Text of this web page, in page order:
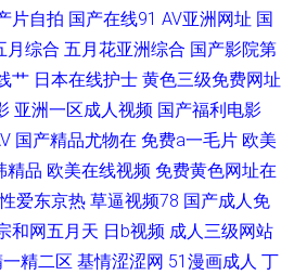
射 欧美日韩国产成人 午夜熟女福利 97超碰
合 四虎福利导航 91后入极品jK 韩国操逼视
利 欧美性福利一区 91传媒专区 国产自排视
国产亚洲一黄 日韩大片免费试看 91国自在
片自拍 国产在线91 AV亚洲网址 国
月综合 五月花亚洲综合 国产影院第
艹 日本在线护士 黄色三级免费网址
亚洲一区成人视频 国产福利电影
国产精品尤物在 免费a一毛片 欧美
精品 欧美在线视频 免费黄色网址在
性爱东京热 草逼视频78 国产成人免
和网五月天 日b视频 成人三级网站
精二区 基情涩涩网 51漫画成人 丁